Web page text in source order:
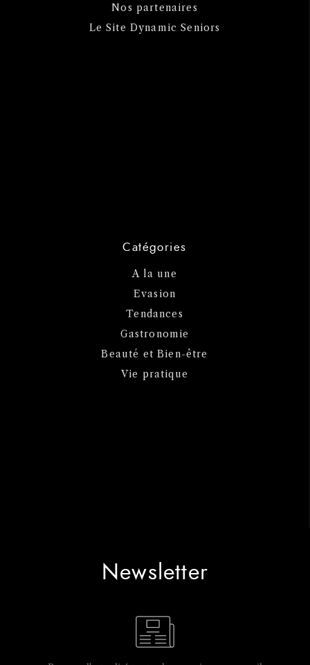
Nos partenaires
Le Site Dynamic Seniors
Catégories
A la une
Evasion
Tendances
Gastronomie
Beauté et Bien-être
Vie pratique
Newsletter